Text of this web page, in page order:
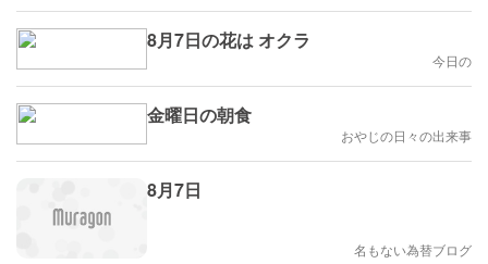
8月7日の花は オクラ
今日の
金曜日の朝食
おやじの日々の出来事
8月7日
名もない為替ブログ